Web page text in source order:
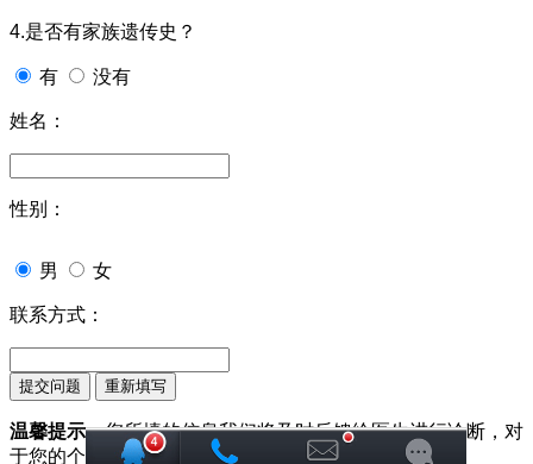
4.是否有家族遗传史？
有 没有
姓名：
性别：
男 女
联系方式：
温馨提示：您所填的信息我们将及时反馈给医生进行诊断，对
于您的个人信息我们承诺绝对保密！请您放心！